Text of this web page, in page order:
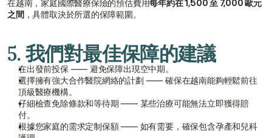
在越南，家庭國際醫療保險的預估費用每年約在 1,500 至 7,000 歐元
之間，具體取決於所選的保障範圍。
5. 我們對最佳保障的建議
在出發前投保 —— 避免保障出現空中期。
選擇擁有強大合作醫院網絡的計劃 —— 確保在越南能夠輕鬆前往
頂級醫療機構。
仔細檢查免除條款和等待期 —— 某些治療可能無法立即獲得賠
付。
根據您家庭的需求定制保額 —— 如有需要，確保包含孕產和兒科